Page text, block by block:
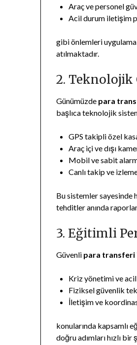
Araç ve personel
Acil durum iletişim
gibi önlemleri
atılmaktadır.
2.
Günümüzde para
başlıca teknolojik
GPS takipli özel
Araç içi ve dışı
Mobil ve sabit
Canlı takip ve
Bu sistemler sayesinde
tehditler anında
3. Eğitimli
Güvenli para transferi
Kriz yönetimi ve
Fiziksel güvenlik
İletişim ve
konularında kapsamlı
doğru adımları hızlı